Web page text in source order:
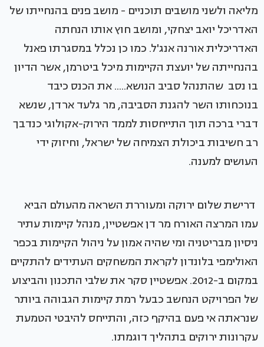
מליאה ולשני מושבים תוכניים - מושב פנים בהנחייתו של
האדריכל יואב יצחקי, ומושב חוץ אותו הנחתה
האדריכלית אורנה אנג'ל. כמו כן נכלל במסגרתו פאנל
בהנחייתה של יועצת הקיימות מיכל ביטרמן, אשר הדיון
בו נסב שהתנהל סביב הנושא..... את הכנס כיבד
בנוכחותו השר להגנת הסביבה, מר גלעד ארדן, שנשא
דברי ברכה תוך התייחסות לממד הירוק-אקולוגי כנדבך
רב חשיבות ביכולת הצמיחה של ישראל, וחיזוק ידי
העושים למענה.
דרישת שלום ירוקה ומעוררת השראה מהעולם הביא
עמו המרצה האורח מר דן אפשטיין, מנהל קיימות עתיר
ניסיון מבריטניה ומי שהיה אמון על ניהול הקיימות בכפר
האולימפי בלונדון לקראת המשחקים העתידים להתקיים
במקום ב-2012. אפשטיין סקר את שלבי התכנון והביצוע
של הפרויקט הנחשב כבעל רמת קיימות הגבוהה ביותר
שנראתה אי פעם בהיקף כזה, והתייחס להיבטי הטמעת
עקרונות ירוקים בתהליך דוגמתו.